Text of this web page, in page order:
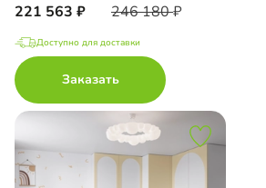
221 563 246 180
Доступно для доставки
Заказать